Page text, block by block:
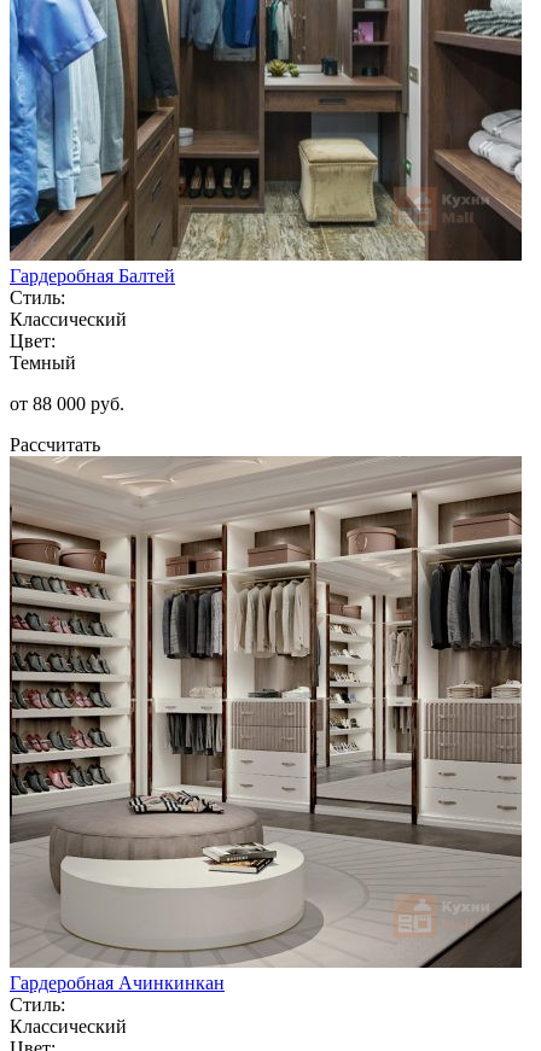
Гардеробная Балтей
Стиль:
Классический
Цвет:
Темный
от 88 000 руб.
Рассчитать
Гардеробная Ачинкинкан
Стиль:
Классический